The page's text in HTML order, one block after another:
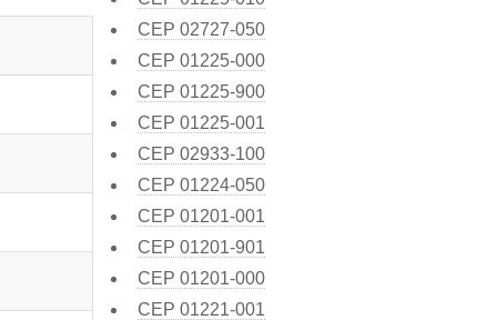
CEP 02727-050
CEP 01225-000
CEP 01225-900
CEP 01225-001
CEP 02933-100
CEP 01224-050
CEP 01201-001
CEP 01201-901
CEP 01201-000
CEP 01221-001